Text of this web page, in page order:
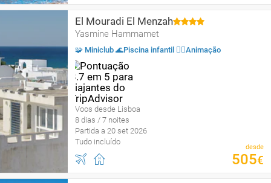
El Mouradi El Menzah
Yasmine Hammamet
🧩 Miniclub 🌊Piscina infantil 🤹‍♂️Animação
Voos desde Lisboa
8 dias / 7 noites
Partida a 20 set 2026
Tudo incluído
desde
505€